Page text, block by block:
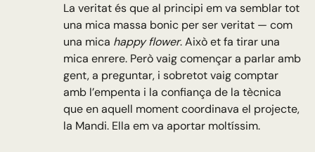
La veritat és que al principi em va semblar tot
una mica massa bonic per ser veritat — com
una mica happy flower. Això et fa tirar una
mica enrere. Però vaig començar a parlar amb
gent, a preguntar, i sobretot vaig comptar
amb l’empenta i la confiança de la tècnica
que en aquell moment coordinava el projecte,
la Mandi. Ella em va aportar moltíssim.